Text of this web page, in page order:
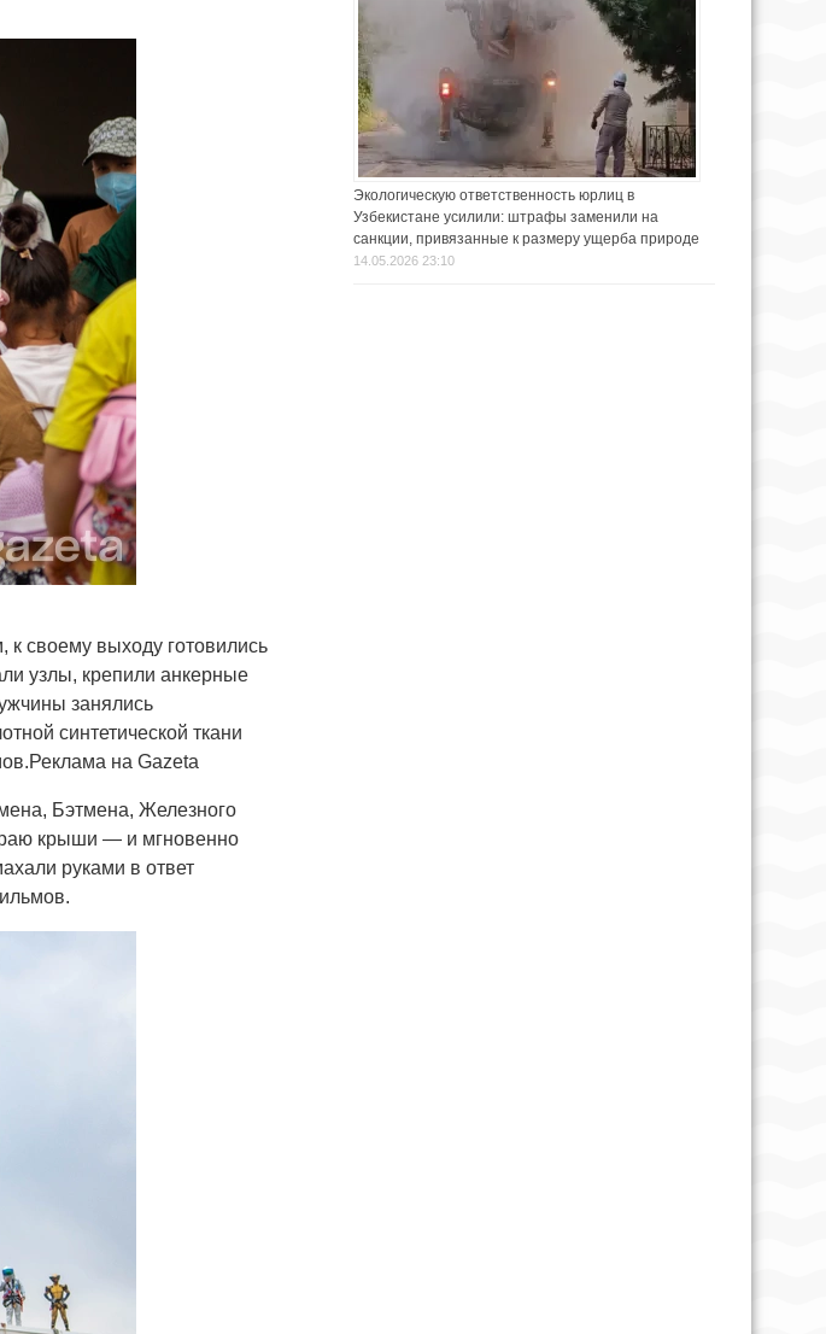
к своему выходу готовились
узлы, крепили анкерные
занялись
синтетической ткани
на Gazeta
Бэтмена, Железного
крыши — и мгновенно
руками в ответ
Экологическую ответственность юрлиц в
Узбекистане усилили: штрафы заменили на
санкции, привязанные к размеру ущерба природе
14.05.2026 23:10